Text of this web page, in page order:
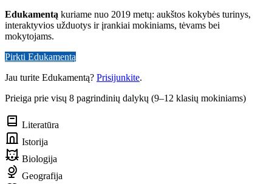
Edukamentą kuriame nuo 2019 metų: aukštos kokybės turinys,
interaktyvios užduotys ir įrankiai mokiniams, tėvams bei
mokytojams.
Pirkti Edukamentą
Jau turite Edukamentą? Prisijunkite.
Prieiga prie visų 8 pagrindinių dalykų (9–12 klasių mokiniams)
Literatūra
Istorija
Biologija
Geografija